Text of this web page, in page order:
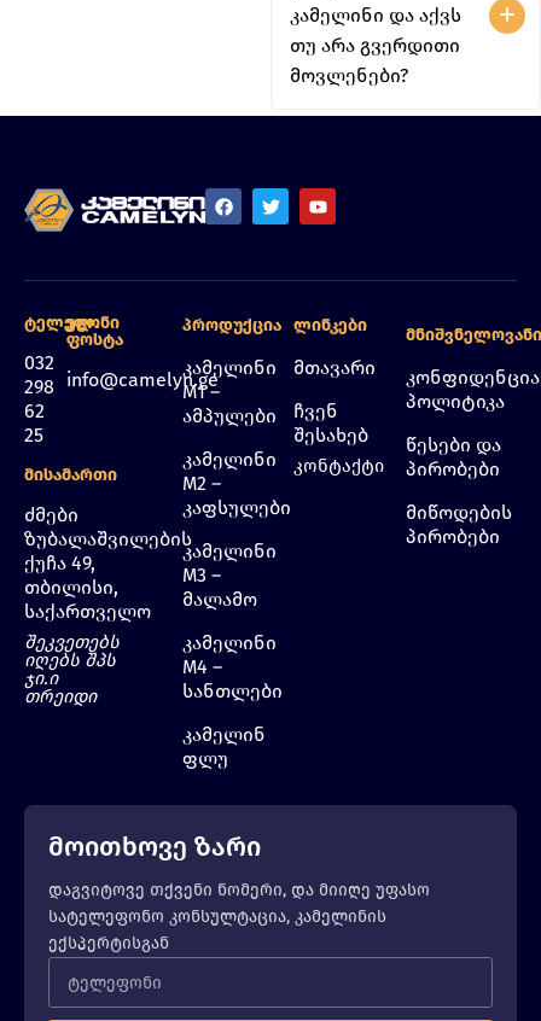
კამელინი და აქვს
თუ არა გვერდითი
მოვლენები?
Ტელეფონი
032
298
62
25
Ელ.
Ფოსტა
info@camelyn.ge
Მისამართი
ძმები
ზუბალაშვილების
ქუჩა 49,
თბილისი,
საქართველო
შეკვეთებს
იღებს შპს
ჯი.ი
თრეიდი
Პროდუქცია
კამელინი
M1 –
ამპულები
კამელინი
M2 –
კაფსულები
კამელინი
M3 –
მალამო
კამელინი
M4 –
სანთლები
კამელინ
ფლუ
Ლინკები
მთავარი
ჩვენ
შესახებ
კონტაქტი
Მნიშვნელოვანი
პოლიტიკა
წესები და
პირობები
მიწოდების
პირობები
მოითხოვე ზარი
დაგვიტოვე თქვენი ნომერი, და მიიღე უფასო
სატელეფონო კონსულტაცია, კამელინის
ექსპერტისგან